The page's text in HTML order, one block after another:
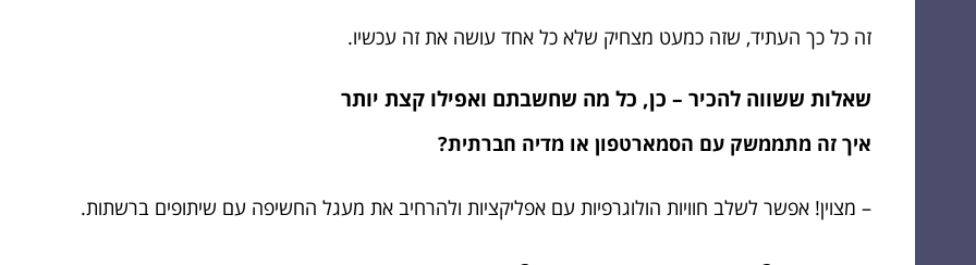
זה כל כך העתיד, שזה כמעט מצחיק שלא כל אחד עושה את זה עכשיו.
שאלות ששווה להכיר – כן, כל מה שחשבתם ואפילו קצת יותר
איך זה מתממשק עם הסמארטפון או מדיה חברתית?
– מצוין! אפשר לשלב חוויות הולוגרפיות עם אפליקציות ולהרחיב את מעגל החשיפה עם שיתופים ברשתות.